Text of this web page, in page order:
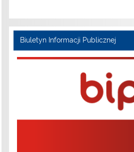
Biuletyn Informacji Publicznej